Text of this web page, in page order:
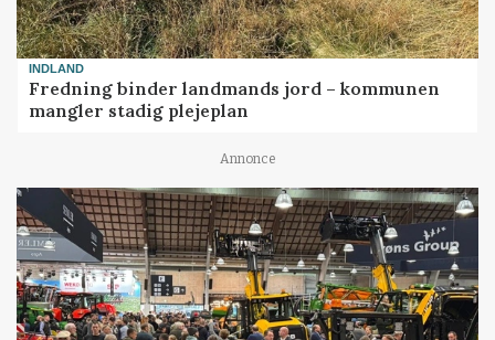
INDLAND
Fredning binder landmands jord – kommunen
mangler stadig plejeplan
Annonce